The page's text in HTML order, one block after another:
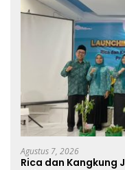
Agustus 7, 2026
Rica dan Kangkung